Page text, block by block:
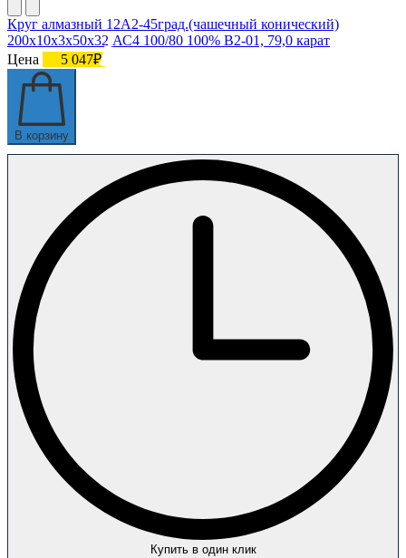
Круг алмазный 12А2-45град.(чашечный конический)
200х10х3х50х32 АС4 100/80 100% В2-01, 79,0 карат
Цена
5 047₽
В корзину
Купить в один клик